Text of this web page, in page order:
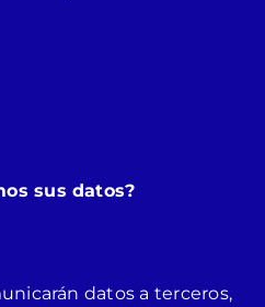
sus datos?
datos a terceros,